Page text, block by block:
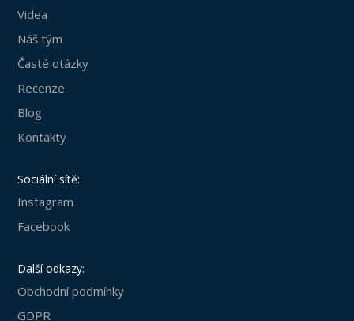
Videa
Náš tým
Časté otázky
Recenze
Blog
Kontakty
Sociální sítě:
Instagram
Facebook
Další odkazy:
Obchodní podmínky
GDPR